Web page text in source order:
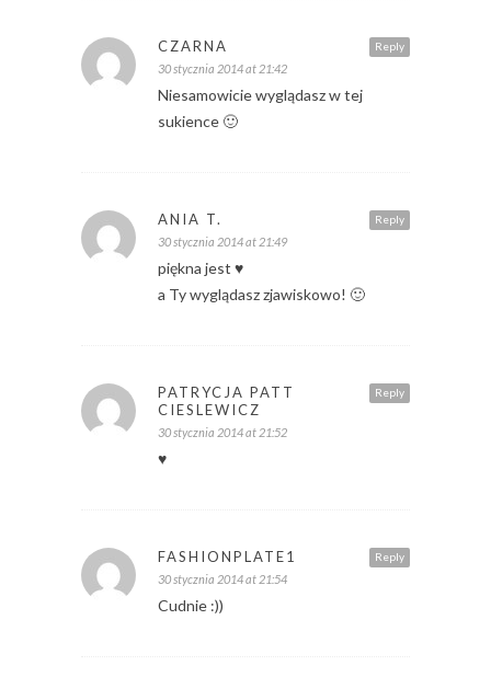
Reply
CZARNA
30 stycznia 2014 at 21:42
Niesamowicie wyglądasz w tej
sukience 🙂
Reply
ANIA T.
30 stycznia 2014 at 21:49
piękna jest ♥
a Ty wyglądasz zjawiskowo! 🙂
Reply
PATRYCJA PATT
CIESLEWICZ
30 stycznia 2014 at 21:52
♥
Reply
FASHIONPLATE1
30 stycznia 2014 at 21:54
Cudnie :))